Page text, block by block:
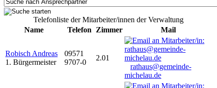
Telefonliste der Mitarbeiter/innen der Verwaltung
Name
Telefon Zimmer Mail
Robisch Andreas
1. Bürgermeister
09571
9707-0
2.01
rathaus@gemeinde-
michelau.de